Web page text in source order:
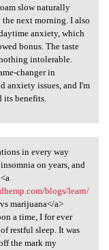
slow naturally
next morning. I also
anxiety, which
bonus. The taste
intolerable.
changer in
anxiety issues, and I'm
its benefits.
in every way
on years, and
blogs/learn/
vs marijuana</a>
a time, I for ever
restful sleep. It was
the mark my